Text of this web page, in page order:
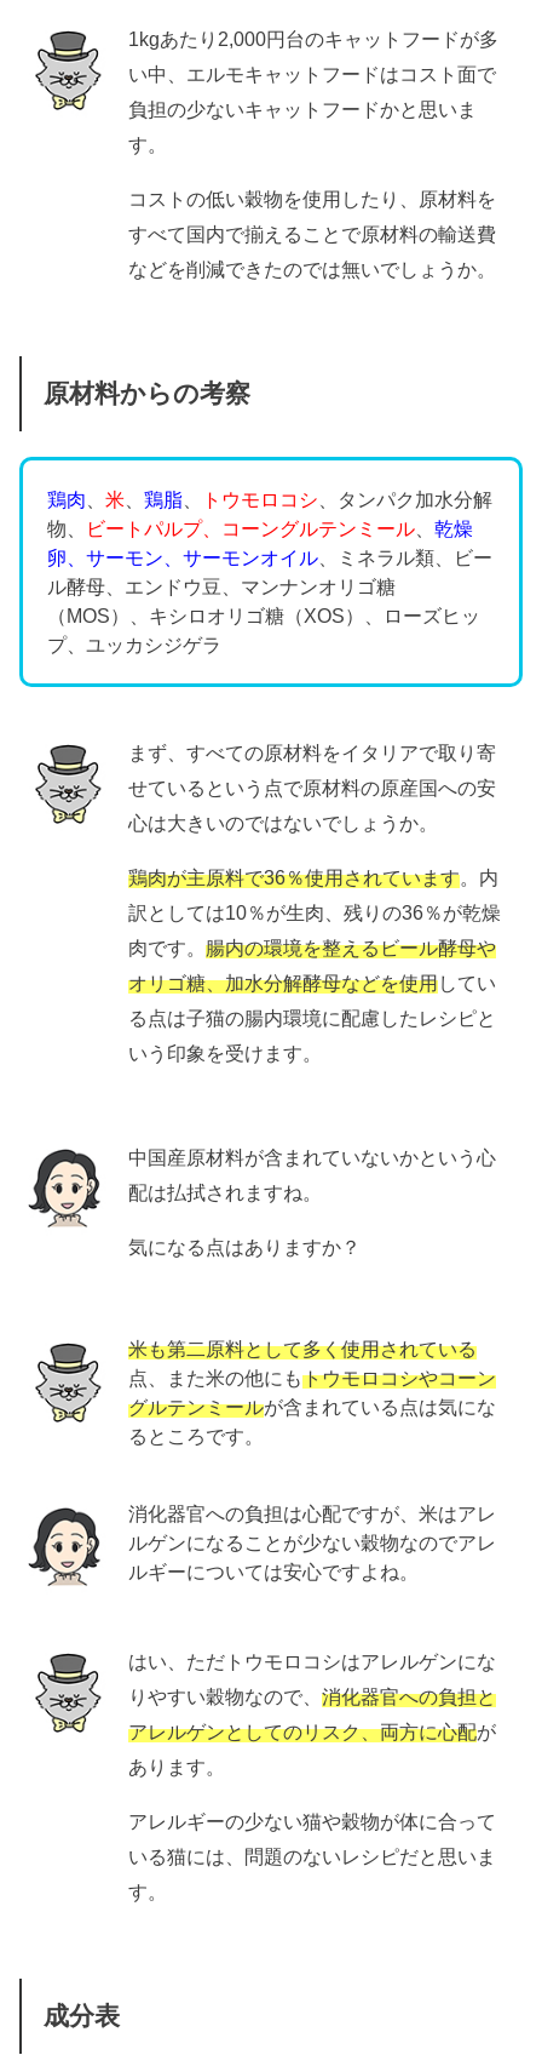
1kgあたり2,000円台のキャットフードが多
い中、エルモキャットフードはコスト面で
負担の少ないキャットフードかと思いま
す。
コストの低い穀物を使用したり、原材料を
すべて国内で揃えることで原材料の輸送費
などを削減できたのでは無いでしょうか。
原材料からの考察
鶏肉 、米 、鶏脂 トウモロコシ 、タンパク加水分解
物、
ビートパルプ、コーングルテンミール 、乾燥
卵、サーモン、サーモンオイル 、ミネラル類、ビー
ル酵母、エンドウ豆、マンナンオリゴ糖
（MOS）、キシロオリゴ糖（XOS）、ローズヒッ
プ、ユッカシジゲラ
まず、すべての原材料をイタリアで取り寄
せているという点で原材料の原産国への安
心は大きいのではないでしょうか。
鶏肉が主原料で36％使用されています。内
訳としては10％が生肉、残りの36％が乾燥
肉です。腸内の環境を整えるビール酵母や
オリゴ糖、加水分解酵母などを使用してい
る点は子猫の腸内環境に配慮したレシピと
いう印象を受けます。
中国産原材料が含まれていないかという心
配は払拭されますね。
気になる点はありますか？
米も第二原料として多く使用されている
点、また米の他にもトウモロコシやコーン
グルテンミールが含まれている点は気にな
るところです。
消化器官への負担は心配ですが、米はアレ
ルゲンになることが少ない穀物なのでアレ
ルギーについては安心ですよね。
はい、ただトウモロコシはアレルゲンにな
りやすい穀物なので、消化器官への負担と
アレルゲンとしてのリスク、両方に心配が
あります。
アレルギーの少ない猫や穀物が体に合って
いる猫には、問題のないレシピだと思いま
す。
成分表